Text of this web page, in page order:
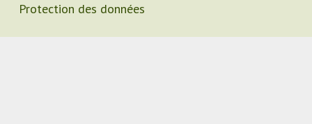
Protection des données